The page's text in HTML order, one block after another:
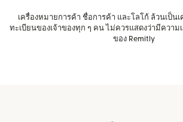
เครื่องหมายการค้า ชื่อการค้า และโลโก้ ล้วนเป็น
ทะเบียนของเจ้าของทุก ๆ คน ไม่ควรแสดงว่ามีความ
ของ Remitly